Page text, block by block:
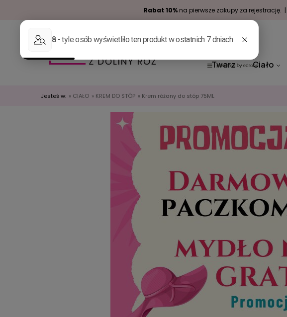
Rabat 10% na pierwsze zakupy za rejestrację. |
Twarz Ciało
Jesteś w: » CIAŁO » KREM DO STÓP » Krem różany do stóp 75ML